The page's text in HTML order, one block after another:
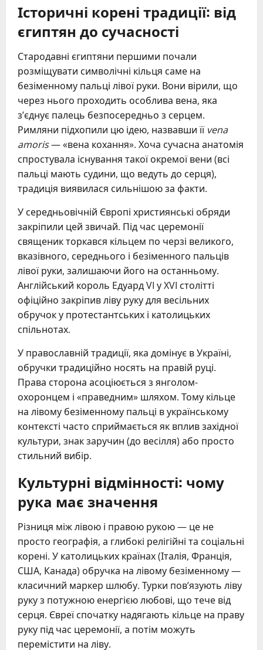
Історичні корені традиції: від
єгиптян до сучасності
Стародавні єгиптяни першими почали
розміщувати символічні кільця саме на
безіменному пальці лівої руки. Вони вірили, що
через нього проходить особлива вена, яка
з’єднує палець безпосередньо з серцем.
Римляни підхопили цю ідею, назвавши її vena
amoris— «вена кохання». Хоча сучасна анатомія
спростувала існування такої окремої вени (всі
пальці мають судини, що ведуть до серця),
традиція виявилася сильнішою за факти.
У середньовічній Європі християнські обряди
закріпили цей звичай. Під час церемонії
священик торкався кільцем по черзі великого,
вказівного, середнього і безіменного пальців
лівої руки, залишаючи його на останньому.
Англійський король Едуард VI у XVI столітті
офіційно закріпив ліву руку для весільних
обручок у протестантських і католицьких
спільнотах.
У православній традиції, яка домінує в Україні,
обручки традиційно носять на правій руці.
Права сторона асоціюється з янголом-
охоронцем і «праведним» шляхом. Тому кільце
на лівому безіменному пальці в українському
контексті часто сприймається як вплив західної
культури, знак заручин (до весілля) або просто
стильний вибір.
Культурні відмінності: чому
рука має значення
Різниця між лівою і правою рукою — це не
просто географія, а глибокі релігійні та соціальні
корені. У католицьких країнах (Італія, Франція,
США, Канада) обручка на лівому безіменному —
класичний маркер шлюбу. Турки пов’язують ліву
руку з потужною енергією любові, що тече від
серця. Євреї спочатку надягають кільце на праву
руку під час церемонії, а потім можуть
перемістити на ліву.